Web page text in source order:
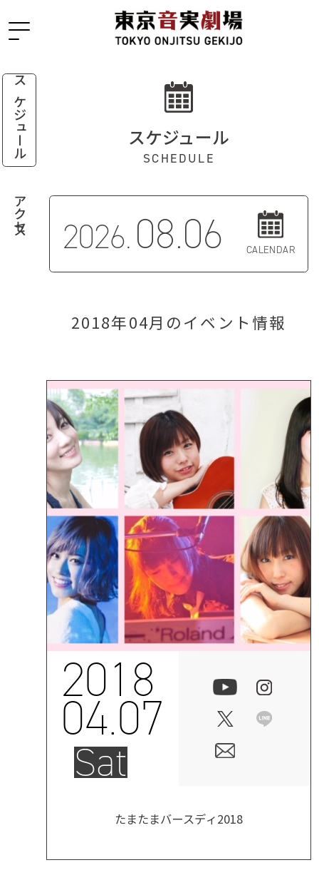
スケジュール
アクセス
スケジュール
SCHEDULE
2026.08.06 CALENDAR
2018年04月のイベント情報
2018
04.07
Sat
たまたまバースディ2018